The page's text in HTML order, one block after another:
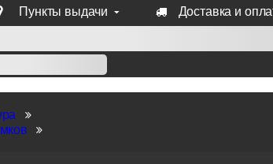
Пункты выдачи Доставка и
Venezia, Fratelli, Tupai, Extreza,